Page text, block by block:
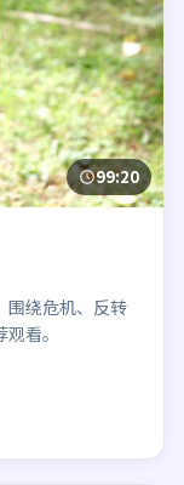
99:20
围绕危机、反转
看。